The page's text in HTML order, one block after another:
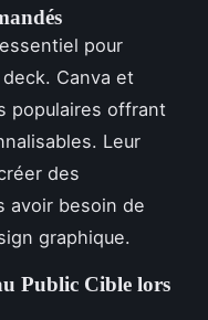
pour
Canva et
populaires offrant
Leur
des
avoir besoin de
graphique.
Public Cible lors